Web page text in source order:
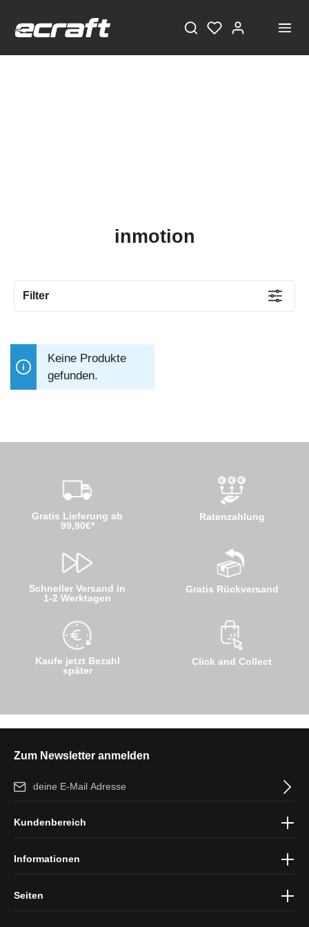
inmotion
Filter
Keine Produkte
gefunden.
Gratis Lieferung ab
99,90€*
Schneller Versand in
1-2 Werktagen
Kaufe jetzt Bezahl
später
Ratenzahlung
Gratis Rückversand
Click and Collect
Zum Newsletter anmelden
E-Mail-Adresse*
und dieAGBgelesen und bin mit ihnen einverstanden.
Kundenbereich
Informationen
Seiten